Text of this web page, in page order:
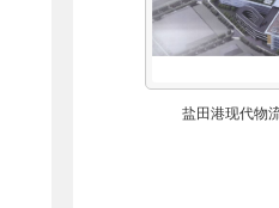
盐田港现代物